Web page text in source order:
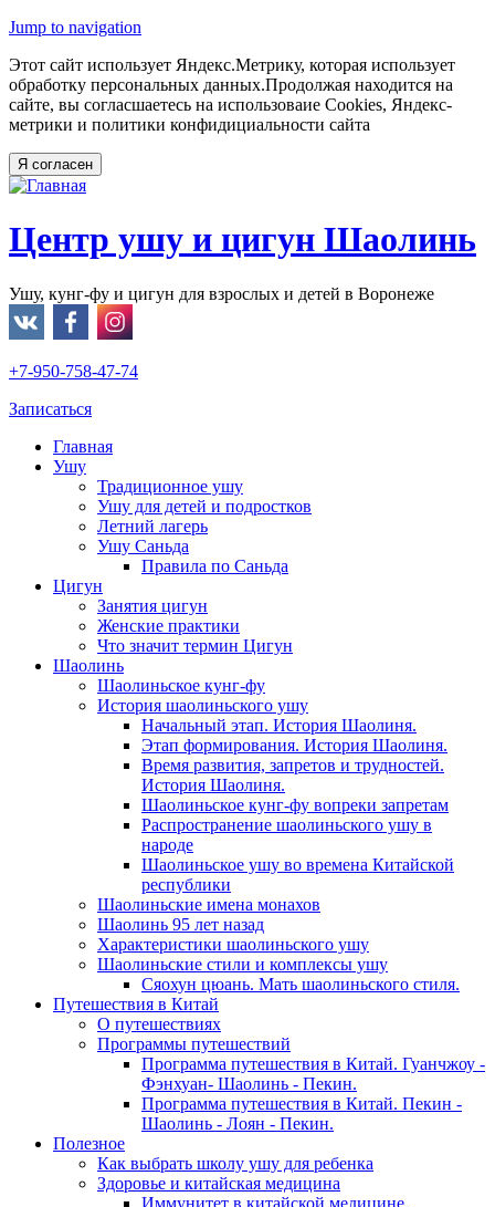
Jump to navigation
Этот сайт использует Яндекс.Метрику, которая использует
обработку персональных данных.Продолжая находится на
сайте, вы согласшаетесь на использоваие Cookies, Яндекс-
метрики и политики конфидициальности сайта
Центр ушу и цигун Шаолинь
Ушу, кунг-фу и цигун для взрослых и детей в Воронеже
+7-950-758-47-74
Записаться
Главная
Ушу
Традиционное ушу
Ушу для детей и подростков
Летний лагерь
Ушу Саньда
Правила по Саньда
Цигун
Занятия цигун
Женские практики
Что значит термин Цигун
Шаолинь
Шаолиньское кунг-фу
История шаолиньского ушу
Начальный этап. История Шаолиня.
Этап формирования. История Шаолиня.
Время развития, запретов и трудностей.
История Шаолиня.
Шаолиньское кунг-фу вопреки запретам
Распространение шаолиньского ушу в
народе
Шаолиньское ушу во времена Китайской
республики
Шаолиньские имена монахов
Шаолинь 95 лет назад
Характеристики шаолиньского ушу
Шаолиньские стили и комплексы ушу
Сяохун цюань. Мать шаолиньского стиля.
Путешествия в Китай
О путешествиях
Программы путешествий
Программа путешествия в Китай. Гуанчжоу -
Фэнхуан- Шаолинь - Пекин.
Программа путешествия в Китай. Пекин -
Шаолинь - Лоян - Пекин.
Полезное
Как выбрать школу ушу для ребенка
Здоровье и китайская медицина
Иммунитет в китайской медицине.